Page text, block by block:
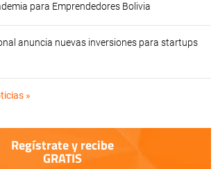
para Emprendedores Bolivia
anuncia nuevas inversiones para startups
»
Regístrate y recibe
GRATIS